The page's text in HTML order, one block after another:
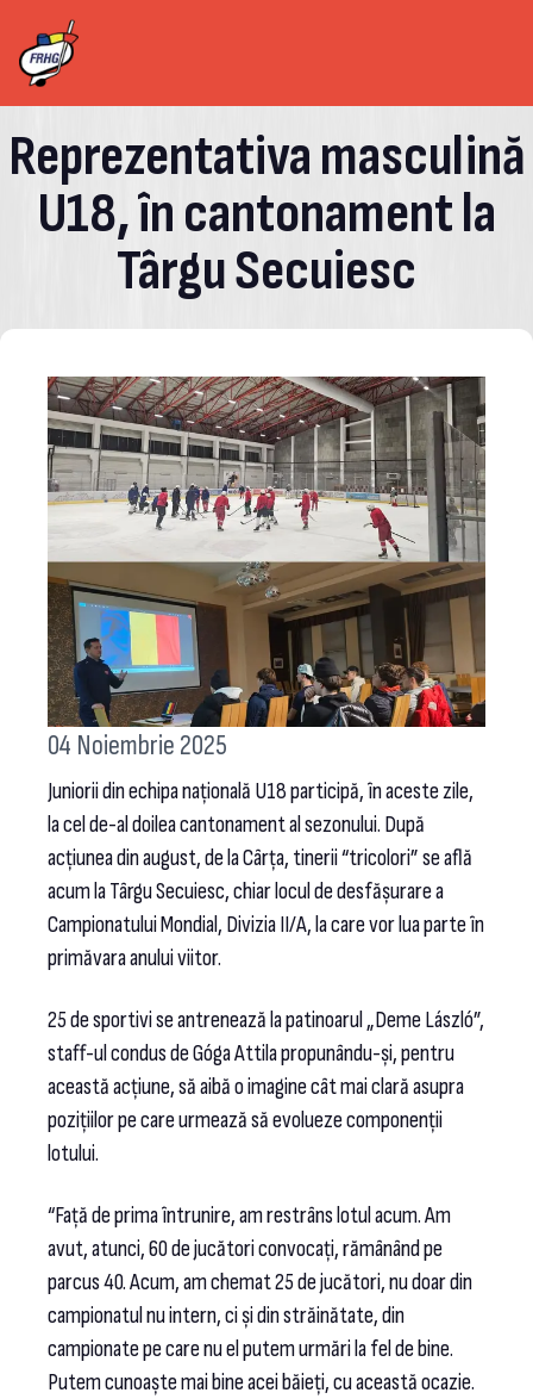
Reprezentativa masculină
U18, în cantonament la
Târgu Secuiesc
04 Noiembrie 2025
Juniorii din echipa națională U18 participă, în aceste zile,
la cel de-al doilea cantonament al sezonului. După
acțiunea din august, de la Cârța, tinerii “tricolori” se află
acum la Târgu Secuiesc, chiar locul de desfășurare a
Campionatului Mondial, Divizia II/A, la care vor lua parte în
primăvara anului viitor.
25 de sportivi se antrenează la patinoarul „Deme László”,
staff-ul condus de Góga Attila propunându-și, pentru
această acțiune, să aibă o imagine cât mai clară asupra
pozițiilor pe care urmează să evolueze componenții
lotului.
“Față de prima întrunire, am restrâns lotul acum. Am
avut, atunci, 60 de jucători convocați, rămânând pe
parcus 40. Acum, am chemat 25 de jucători, nu doar din
campionatul nu intern, ci și din străinătate, din
campionate pe care nu el putem urmări la fel de bine.
Putem cunoaște mai bine acei băieți, cu această ocazie.